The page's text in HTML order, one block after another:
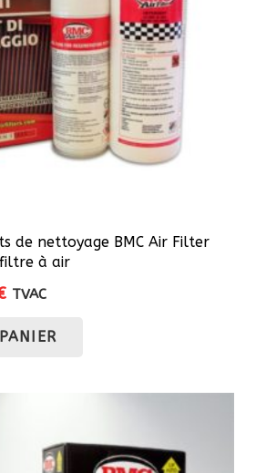
choisies
sur
la
page
du
produit
de nettoyage BMC Air Filter
à air
Le
actuel
TVAC